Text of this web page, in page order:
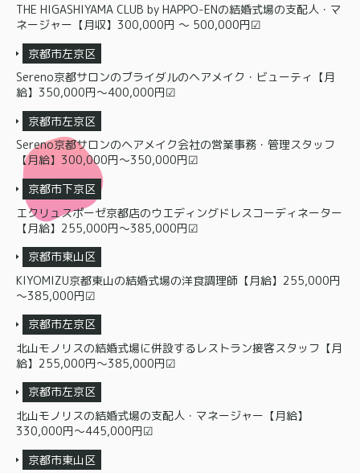
THE HIGASHIYAMA CLUB by HAPPO-ENの結婚式場の支配人・マ
ネージャー【月収】300,000円 〜 500,000円☑
京都市左京区
Sereno京都サロンのブライダルのヘアメイク・ビューティ【月
給】350,000円～400,000円☑
京都市左京区
Sereno京都サロンのヘアメイク会社の営業事務・管理スタッフ
【月給】300,000円～350,000円☑
京都市下京区
エクリュスポーゼ京都店のウエディングドレスコーディネーター
【月給】255,000円～385,000円☑
京都市東山区
KIYOMIZU京都東山の結婚式場の洋食調理師【月給】255,000円
～385,000円☑
京都市左京区
北山モノリスの結婚式場に併設するレストラン接客スタッフ【月
給】255,000円～385,000円☑
京都市左京区
北山モノリスの結婚式場の支配人・マネージャー【月給】
330,000円〜445,000円☑
京都市東山区